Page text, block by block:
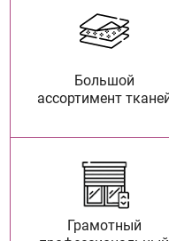
Большой
ассортимент
Грамотный